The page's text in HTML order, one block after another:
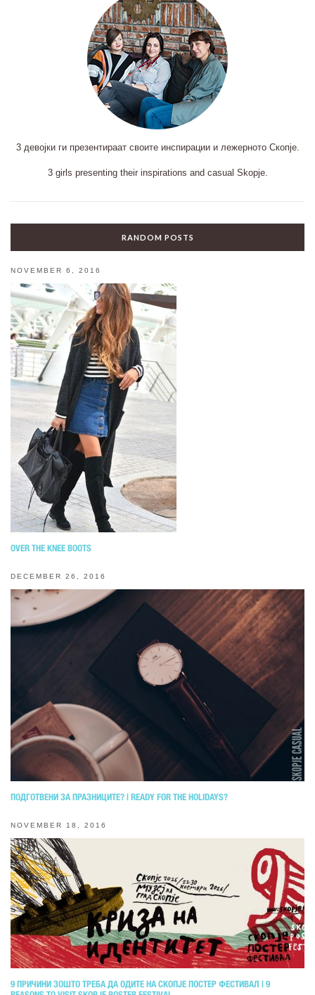
3 девојки ги презентираат своите инспирации и лежерното Скопје.
3 girls presenting their inspirations and casual Skopje.
RANDOM POSTS
NOVEMBER 6, 2016
OVER THE KNEE BOOTS
DECEMBER 26, 2016
ПОДГОТВЕНИ ЗА ПРАЗНИЦИТЕ? | READY FOR THE HOLIDAYS?
NOVEMBER 18, 2016
9 ПРИЧИНИ ЗОШТО ТРЕБА ДА ОДИТЕ НА СКОПЈЕ ПОСТЕР ФЕСТИВАЛ | 9